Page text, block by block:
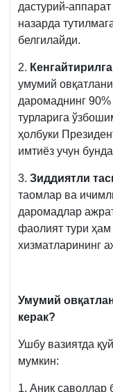
дастурий-
назарда
белгилайди.
2.
умумий
даромаднинг
турларига
ҳолбуки
имтиёз учун
3. Зиддиятли
таомлар ва
даромадлар
фаолият тури
хизматларининг
Умумий
керак?
Ушбу вазиятда
мумкин:
1. Аниқ саволлар